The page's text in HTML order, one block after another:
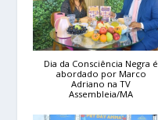
Dia da Consciência Negra é
abordado por Marco
Adriano na TV
Assembleia/MA